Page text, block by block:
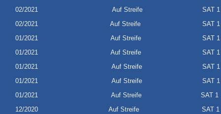
02/2021
Auf Streife
SAT 1
02/2021
Auf Streife
SAT 1
01/2021
Auf Streife
SAT 1
01/2021
Auf Streife
SAT 1
01/2021
Auf Streife
SAT 1
01/2021
Auf Streife
SAT 1
01/2021
Auf Streife
SAT 1
12/2020
Auf Streife SAT 1